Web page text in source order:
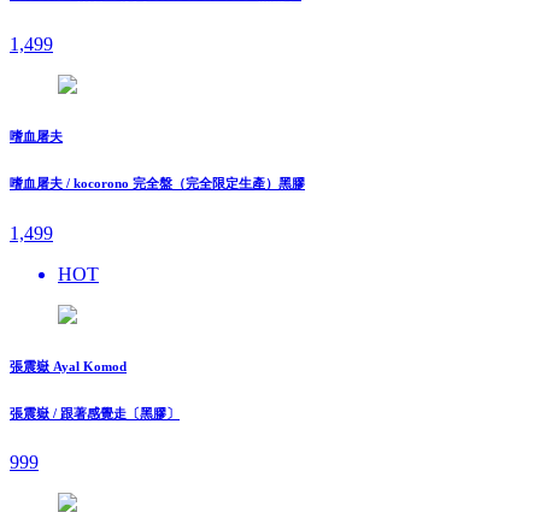
1,499
嗜血屠夫
嗜血屠夫 / kocorono 完全盤（完全限定生產）黑膠
1,499
HOT
張震嶽 Ayal Komod
張震嶽 / 跟著感覺走〔黑膠〕
999